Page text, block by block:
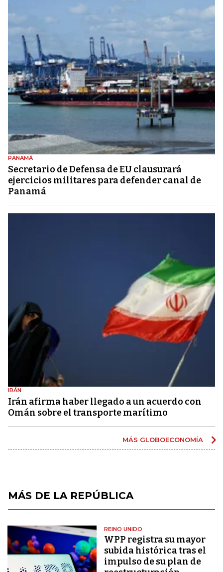
PANAMÁ
Secretario de Defensa de EU clausurará
ejercicios militares para defender canal de
Panamá
IRÁN
Irán afirma haber llegado a un acuerdo con
Omán sobre el transporte marítimo
MÁS GLOBOECONOMÍA
MÁS DE LA REPÚBLICA
REINO UNIDO
WPP registra su mayor
subida histórica tras el
impulso de su plan de